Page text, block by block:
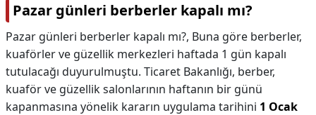
Pazar günleri berberler kapalı mı?
Pazar günleri berberler kapalı mı?, Buna göre berberler,
kuaförler ve güzellik merkezleri haftada 1 gün kapalı
tutulacağı duyurulmuştu. Ticaret Bakanlığı, berber,
kuaför ve güzellik salonlarının haftanın bir günü
kapanmasına yönelik kararın uygulama tarihini 1 Ocak